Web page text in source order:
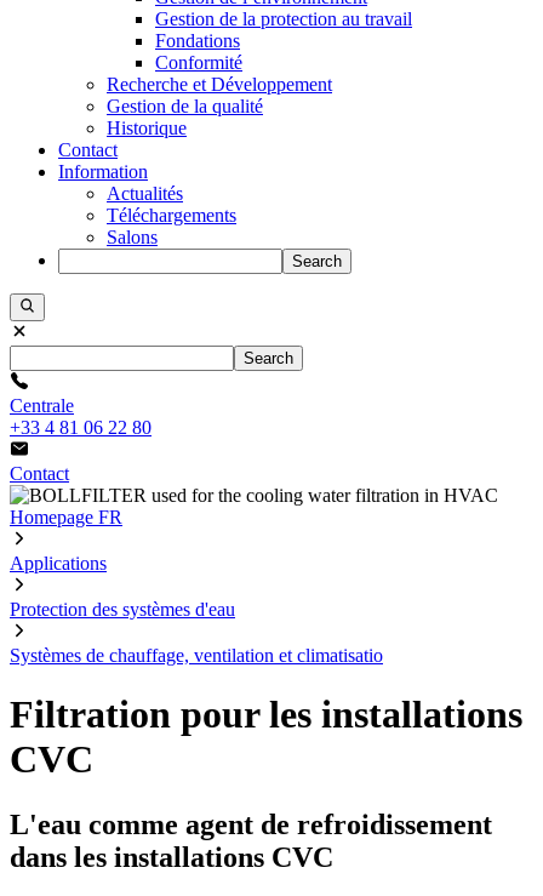
Gestion de la protection au travail
Fondations
Conformité
Recherche et Développement
Gestion de la qualité
Historique
Contact
Information
Actualités
Téléchargements
Salons
Search
Search
Centrale
+33 4 81 06 22 80
Contact
Homepage FR
Applications
Protection des systèmes d'eau
Systèmes de chauffage, ventilation et climatisatio
Filtration pour les installations
CVC
L'eau comme agent de refroidissement
dans les installations CVC